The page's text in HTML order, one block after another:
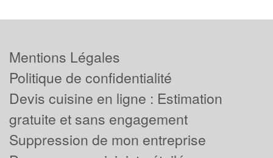
Mentions Légales
Politique de confidentialité
Devis cuisine en ligne : Estimation
gratuite et sans engagement
Suppression de mon entreprise